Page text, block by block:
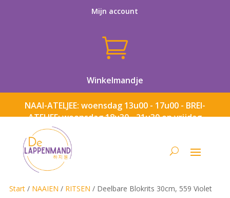
Mijn account

Winkelmandje
NAAI-ATELJEE: woensdag 13u00 - 17u00 - BREI-
ATELJEE: woensdag 18u30 - 21u30 en vrijdag
Start/ NAAIEN / RITSEN / Deelbare Blokrits 30cm, 559 Violet